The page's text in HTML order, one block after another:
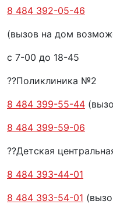
8 484 392-05-46
(вызов на дом
с 7-00 до 18-45
??Поликлиника №2
8 484 399-55-44
8 484 399-59-06
??Детская
8 484 393-44-01
8 484 393-54-01